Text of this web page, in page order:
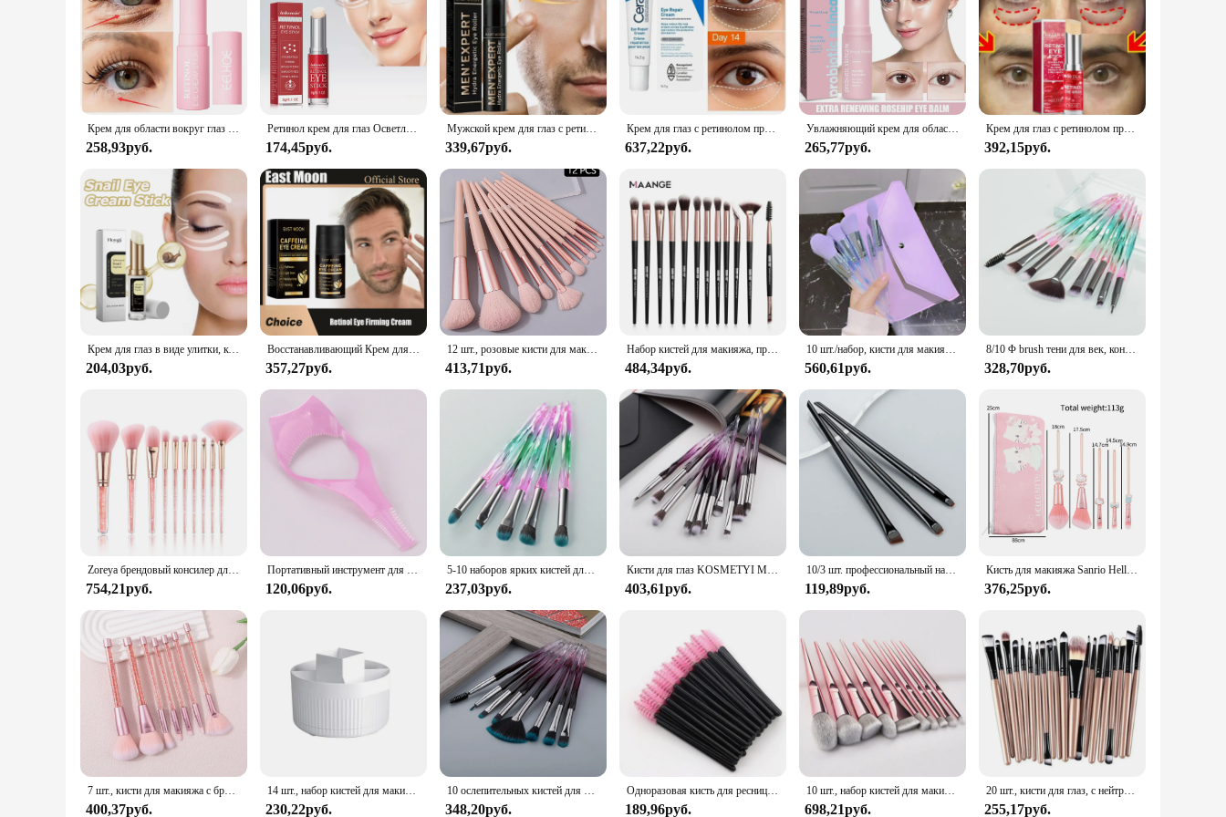
Крем для области вокруг глаз от морщин, тёмных кругов и мешков под глазами
258,93руб.
Ретинол крем для глаз Осветляющий темные круги укрепляющий кожу Мгновенный ремонт глаз Сыворотка для женщин машина для глаз
174,45руб.
Мужской крем для глаз с ретинолом, мешок для глаз, укрепляющий лифтинг-крем, осветляющий темные круги кожи, мгновенный восстанавливающий крем для глаз, гель для удаления палочек
339,67руб.
Крем для глаз с ретинолом против морщин, темные круги, мешки под глазами, удаление отечности, выцветание тонких линий, увлажняющий уход за глазами, оригинальный
637,22руб.
Увлажняющий крем для области вокруг глаз, от Тёмных кругов и припухлости
265,77руб.
Крем для глаз с ретинолом против морщин, удаление мешков под глазами, темные круги, антивозрастной лифтинг, отбеливание, увлажнение, осветление контура глаз, косметика
392,15руб.
Крем для глаз в виде улитки, коллаген, выцветание, тонкие линии, морщины, осветление темных кругов, укрепляющие мешки под глазами, отечность, увлажняющий крем для глаз
204,03руб.
Восстанавливающий Крем для кожи вокруг глаз, от темных кругов и мешков
357,27руб.
12 шт., розовые кисти для макияжа
413,71руб.
Набор кистей для макияжа, профессиональный набор кистей для растушевки и нанесения теней, подводки, туши, прорисовки бровей, 12 шт./лот
484,34руб.
10 шт./набор, кисти для макияжа с чехлом из ПУ кожи
560,61руб.
8/10 Φ brush тени для век, консилер, кисть для бровей, полный набор инструментов для макияжа
328,70руб.
Zoreya брендовый консилер для смешивания профессиональных кистей для макияжа 10 шт . мягкие синтетические волосы Румяна Основа тени для век Веерная кисть
754,21руб.
Портативный инструмент для макияжа ресниц 3 в 1, тушь для ресниц, трафареты, экран, Женская практичная красота, брикет, инструмент для макияжа глаз
120,06руб.
5-10 наборов ярких кистей для макияжа, свободная Зеленая кисть, консилер, тени для век, кисть для бровей, профессиональные инструменты для макияжа
237,03руб.
Кисти для глаз KOSMETYI Mini алмазные кисти для макияжа Набор теней для век кисти для губ бровей высококачественные профессиональные инструменты для подводки губ
403,61руб.
10/3 шт. профессиональный набор кистей для макияжа, основа для бровей, глаз, кисть для румян, мягкая портативная косметическая косметика, инструмент для макияжа, оптовая продажа
119,89руб.
Кисть для макияжа Sanrio Hello Kitty, основа для теней для век, румяна, косметическая кисть для растушевки с милыми розовыми косметичками, 5 шт.
376,25руб.
7 шт., кисти для макияжа с бриллиантовой ручкой
400,37руб.
14 шт., набор кистей для макияжа, тональный крем, тени для век, румяна, хайлайтер, консилер, держатель для кистей для растушевки, женские косметические инструменты, коробка для хранения
230,22руб.
10 ослепительных кистей для макияжа, кисть для теней, кисть для бровей, кисть для губ, фотография
348,20руб.
Одноразовая кисть для ресниц, короткая мини-расческа для наращивания ресниц, щеточка для бровей, косметический инструмент для макияжа, 50 шт.
189,96руб.
10 шт., набор кистей для макияжа из розового золота, пудра, румяна, тени для век, консилер, Кисть для макияжа губ, косметические инструменты
698,21руб.
20 шт., кисти для глаз, с нейтральным логотипом
255,17руб.